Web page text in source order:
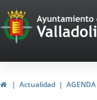
Portal
Web
del
HomeActualidad AGENDA